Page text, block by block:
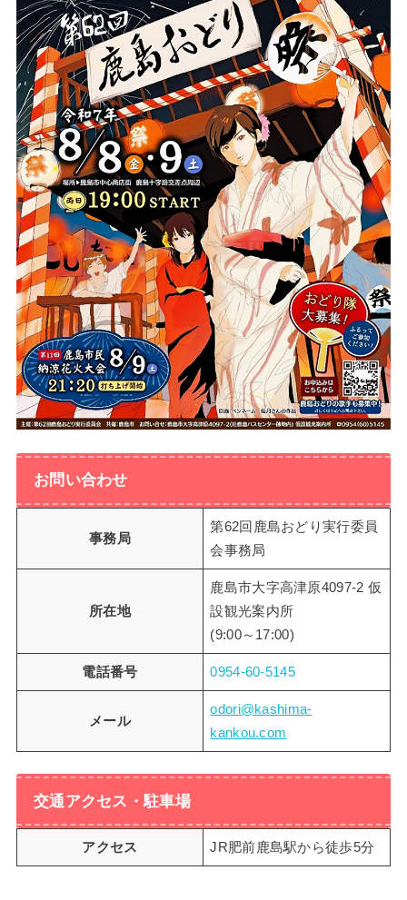
お問い合わせ
事務局
第62回鹿島おどり実行委員
会事務局
所在地
鹿島市大字高津原4097-2 仮
設観光案内所
(9:00～17:00)
電話番号 0954-60-5145
メール
odori@kashima-
kankou.com
交通アクセス・駐車場
アクセス JR肥前鹿島駅から徒歩5分